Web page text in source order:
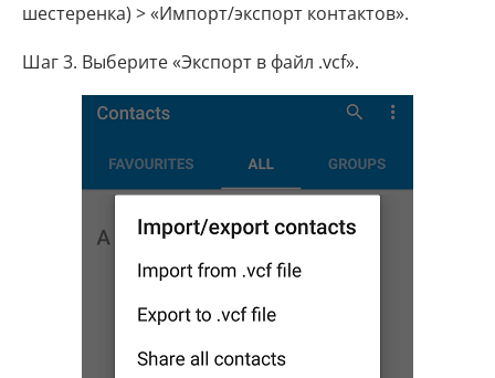
шестеренка) > «Импорт/экспорт контактов».
Шаг 3. Выберите «Экспорт в файл .vcf».